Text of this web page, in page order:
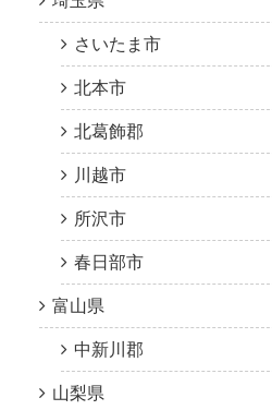
さいたま市
北本市
北葛飾郡
川越市
所沢市
春日部市
富山県
中新川郡
山梨県